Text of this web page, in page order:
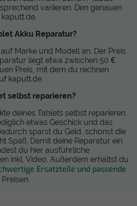
variieren. Den genauen
Akku Reparatur?
Marke und Modell an. Der Preis
liegt etwa zwischen 50 €
Preis, mit dem du rechnen
kaputt.de.
selbst reparieren?
deines Tablets selbst reparieren.
etwas Geschick und das
sparst du Geld, schonst die
Spaß. Damit deine Reparatur ein
du hier ausführliche
inkl. Video. Außerdem erhältst du
Ersatzteile und passende